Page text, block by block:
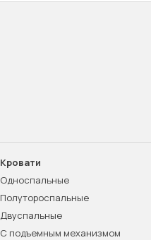
Кровати
Односпальные
Полутороспальные
Двуспальные
С подъемным механизмом